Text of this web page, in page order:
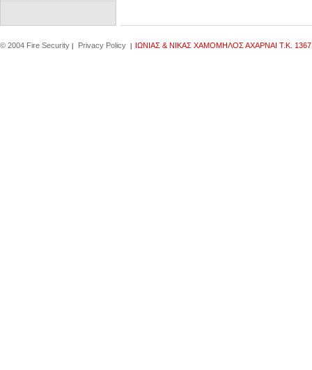
© 2004 Fire Security Privacy Policy IΩΝΙΑΣ & ΝΙΚΑΣ ΧΑΜΟΜΗΛΟΣ ΑΧΑΡΝΑΙ Τ.Κ.